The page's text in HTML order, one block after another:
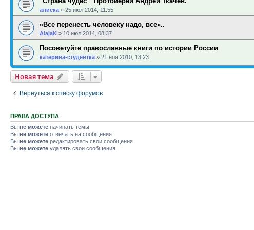
алиска » 25 июл 2014, 11:55
«Все перенесть человеку надо, все»..
AlajaK » 10 июл 2014, 08:37
Посоветуйте православные книги по истории России
катерина-студентка » 21 ноя 2010, 13:23
Новая тема
Вернуться к списку форумов
ПРАВА ДОСТУПА
Вы не можете начинать темы
Вы не можете отвечать на сообщения
Вы не можете редактировать свои сообщения
Вы не можете удалять свои сообщения